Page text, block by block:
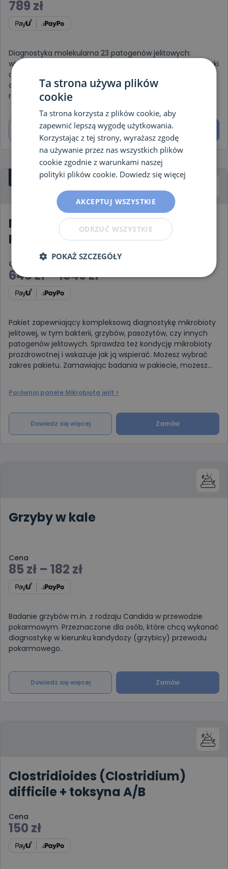
789 zł
Diagnostyka molekularna 23 patogenów jelitowych:
wirusów, bakterii i pasożytów, odpowiedzialnych za biegunki
oraz stany zapalne żołądka i jelit. Dedykowana dla dzieci i
dorosłych z ciężką lub przewlekłą biegunką. Doskonała
również po podróżach zagranicznych.
Dowiedz się więcej Zamów
PAKIET
Mikrobiota jelit +
Pasożyty/Patogeny jelitowe
Cena
640zł–1849zł
Pakiet zapewniający kompleksową diagnostykę mikrobioty
jelitowej, w tym bakterii, grzybów, pasożytów, czy innych
patogenów jelitowych. Sprawdza też kondycję mikrobioty
prozdrowotnej i wskazuje jak ją wspierać. Możesz wybrać
zakres pakietu. Zamawiając badania w pakiecie, możesz
Porównaj panele Mikrobiota jelit >
Dowiedz się więcej Zamów
Grzyby w kale
Cena
85 zł – 182 zł
Badanie grzybów m.in. z rodzaju Candida w przewodzie
pokarmowym. Przeznaczone dla osób, które chcą wykonać
diagnostykę w kierunku kandydozy (grzybicy) przewodu
pokarmowego.
Dowiedz się więcej Zamów
Clostridioides (Clostridium)
difficile + toksyna A/B
Cena
150 zł
Ta strona używa plików
cookie
Ta strona korzysta z plików cookie, aby
zapewnić lepszą wygodę użytkowania.
Korzystając z tej strony, wyrażasz zgodę
na używanie przez nas wszystkich plików
cookie zgodnie z warunkami naszej
polityki plików cookie. Dowiedz się więcej
AKCEPTUJ WSZYSTKIE
ODRZUĆ WSZYSTKIE
POKAŻ SZCZEGÓŁY